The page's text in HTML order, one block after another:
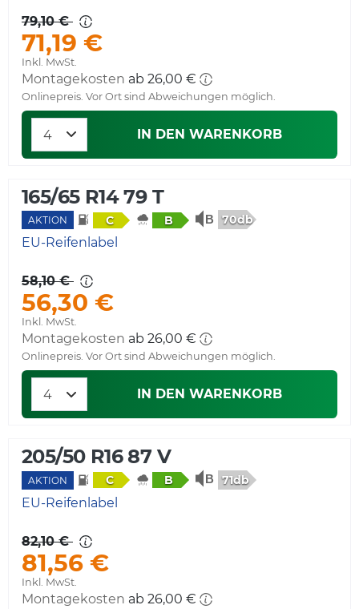
79,10 €
71,19 €
Inkl. MwSt.
Montagekosten ab 26,00 €
Onlinepreis. Vor Ort sind Abweichungen möglich.
IN DEN WARENKORB
165/65 R14 79 T
AKTION C B 70db
EU-Reifenlabel
58,10 €
56,30 €
Inkl. MwSt.
Montagekosten ab 26,00 €
Onlinepreis. Vor Ort sind Abweichungen möglich.
IN DEN WARENKORB
205/50 R16 87 V
AKTION C B 71db
EU-Reifenlabel
82,10 €
81,56 €
Inkl. MwSt.
Montagekosten ab 26,00 €